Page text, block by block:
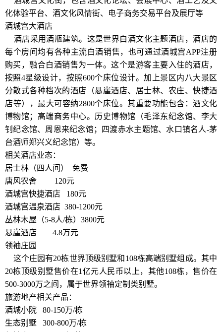
化体验平台、酒文化风情街、电子商务交易平台及展厅等
酒城宫大酒店
酒店采用酒瓶建筑。这是世界白酒文化主题酒店，酒店的
每个房间均有各种主流白酒销售，也可通过酒城宫APP注册
购买，融合白酒销售为一体。这个是游客主要入住的酒店，
按照4星级设计，按照600个床位设计。加上景区内八大景区
分散式各种档次的酒店（悬崖酒店、居士林、农庄、快捷酒
店等），最大可容纳2800个床位。其重要功能包含：酒文化
博物馆；高端商务中心。历史博物馆（毛泽东纪念馆、李大
钊纪念馆、周恩来纪念馆；四渡赤水主题馆、水口镇名人-茅
台酒师郑兴义纪念馆）等。
相关酒店业态：
居士林（四人间） 免费
唐风农舍 120元
酒城宫快捷酒店 180元
酒城宫温泉酒店 380-1200元
丛林木屋（5-8人/栋）3800元
悬崖酒店 4.8万元
领袖庄园
这个庄园有20栋世界顶级别墅和108栋高端别墅组成。其中
20栋顶级别墅售价在1亿元人民币以上，其他108栋，售价在
500-3000万之间，属于世界领袖定制类别墅。
旅游地产相关产品：
酒城小院 80-150万/栋
生态别墅 300-800万/栋